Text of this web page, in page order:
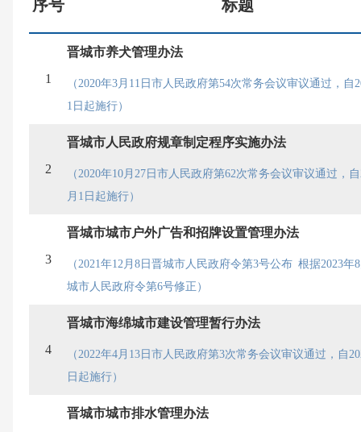
序号 标题
1
晋城市养犬管理办法
（2020年3月11日市人民政府第54次常务会议审议通过，自
1日起施行）
2
晋城市人民政府规章制定程序实施办法
（2020年10月27日市人民政府第62次常务会议审议通过，
月1日起施行）
3
晋城市城市户外广告和招牌设置管理办法
（2021年12月8日晋城市人民政府令第3号公布 根据2023年
城市人民政府令第6号修正）
4
晋城市海绵城市建设管理暂行办法
（2022年4月13日市人民政府第3次常务会议审议通过，自
日起施行）
晋城市城市排水管理办法